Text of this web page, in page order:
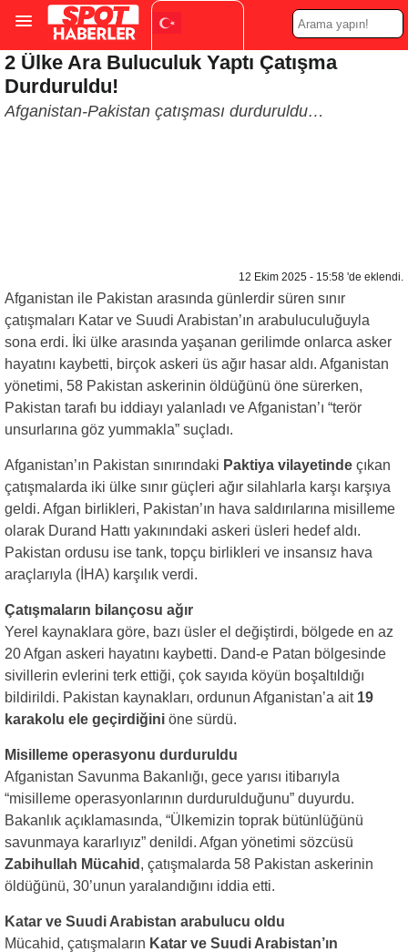
Turkish ▼
2 Ülke Ara Buluculuk Yaptı Çatışma
Durduruldu!
Afganistan-Pakistan çatışması durduruldu…
12 Ekim 2025 - 15:58 'de eklendi.
Afganistan ile Pakistan arasında günlerdir süren sınır
çatışmaları Katar ve Suudi Arabistan’ın arabuluculuğuyla
sona erdi. İki ülke arasında yaşanan gerilimde onlarca asker
hayatını kaybetti, birçok askeri üs ağır hasar aldı. Afganistan
yönetimi, 58 Pakistan askerinin öldüğünü öne sürerken,
Pakistan tarafı bu iddiayı yalanladı ve Afganistan’ı “terör
unsurlarına göz yummakla” suçladı.
Afganistan’ın Pakistan sınırındaki Paktiya vilayetinde çıkan
çatışmalarda iki ülke sınır güçleri ağır silahlarla karşı karşıya
geldi. Afgan birlikleri, Pakistan’ın hava saldırılarına misilleme
olarak Durand Hattı yakınındaki askeri üsleri hedef aldı.
Pakistan ordusu ise tank, topçu birlikleri ve insansız hava
araçlarıyla (İHA) karşılık verdi.
Çatışmaların bilançosu ağır
Yerel kaynaklara göre, bazı üsler el değiştirdi, bölgede en az
20 Afgan askeri hayatını kaybetti. Dand-e Patan bölgesinde
sivillerin evlerini terk ettiği, çok sayıda köyün boşaltıldığı
bildirildi. Pakistan kaynakları, ordunun Afganistan’a ait 19
karakolu ele geçirdiğini öne sürdü.
Misilleme operasyonu durduruldu
Afganistan Savunma Bakanlığı, gece yarısı itibarıyla
“misilleme operasyonlarının durdurulduğunu” duyurdu.
Bakanlık açıklamasında, “Ülkemizin toprak bütünlüğünü
savunmaya kararlıyız” denildi. Afgan yönetimi sözcüsü
Zabihullah Mücahid , çatışmalarda 58 Pakistan askerinin
öldüğünü, 30’unun yaralandığını iddia etti.
Katar ve Suudi Arabistan arabulucu oldu
Mücahid, çatışmaların Katar ve Suudi Arabistan’ın